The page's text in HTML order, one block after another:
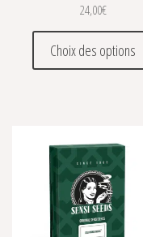
24,00€
Choix des options